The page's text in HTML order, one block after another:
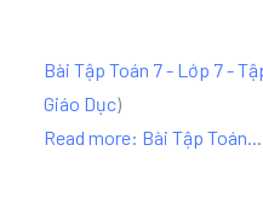
Bài Tập Toán 7 - Lớp 7 -
Giáo Dục)
Read more: Bài Tập Toán...